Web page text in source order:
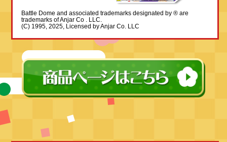
Battle Dome and associated trademarks designated by ® are
trademarks of Anjar Co . LLC.
(C) 1995, 2025, Licensed by Anjar Co. LLC